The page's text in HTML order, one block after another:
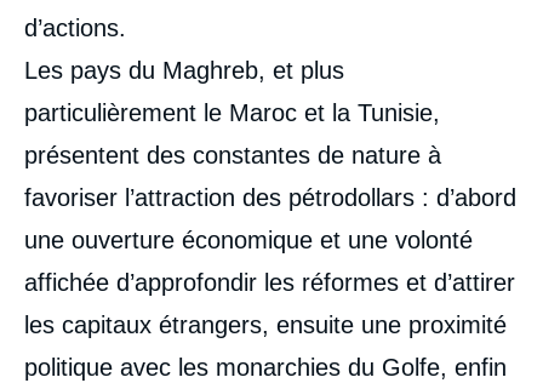
d’actions.
Les pays du Maghreb, et plus
particulièrement le Maroc et la Tunisie,
présentent des constantes de nature à
favoriser l’attraction des pétrodollars : d’abord
une ouverture économique et une volonté
affichée d’approfondir les réformes et d’attirer
les capitaux étrangers, ensuite une proximité
politique avec les monarchies du Golfe, enfin